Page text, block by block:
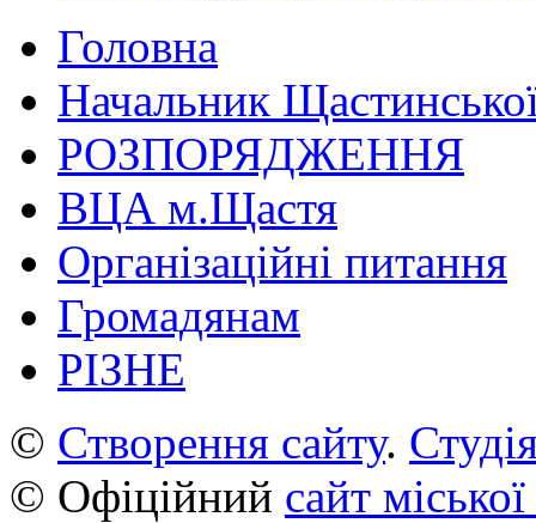
Головна
Начальник
РОЗПОРЯДЖЕННЯ
ВЦА м.Щастя
Організаційні питання
Громадянам
РІЗНЕ
© Створення сайту.
© Офіційний сайт